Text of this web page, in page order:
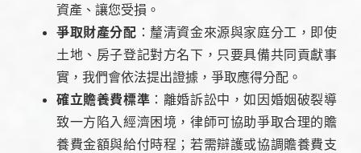
資產、讓您受損。
爭取財產分配 ：釐清資金來源與家庭分工，即使
土地、房子登記對方名下，只要具備共同貢獻事
實，我們會依法提出證據，爭取應得分配。
確立贍養費標準 ：離婚訴訟中，如因婚姻破裂導
致一方陷入經濟困境，律師可協助爭取合理的贍
養費金額與給付時程；若需辯護或協調贍養費支